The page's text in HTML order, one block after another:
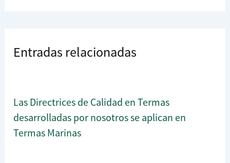
Entradas relacionadas
Las Directrices de Calidad en Termas
desarrolladas por nosotros se aplican en
Termas Marinas